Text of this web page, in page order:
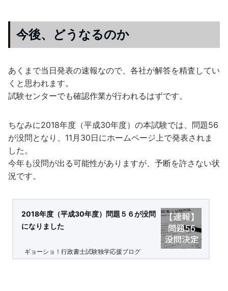
今後、どうなるのか
あくまで当日発表の速報なので、各社が解答を精査してい
くと思われます。
試験センターでも確認作業が行われるはずです。
ちなみに2018年度（平成30年度）の本試験では、問題56
が没問となり、11月30日にホームページ上で発表されま
した。
今年も没問が出る可能性がありますが、予断を許さない状
況です。
2018年度（平成30年度）問題５６が没問
になりました
ギョーショ！行政書士試験独学応援ブログ